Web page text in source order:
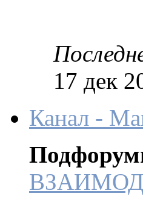
17 дек
Канал -